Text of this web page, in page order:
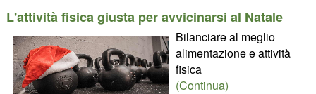
L'attività fisica giusta per avvicinarsi al Natale
Bilanciare al meglio
alimentazione e attività
fisica
(Continua)